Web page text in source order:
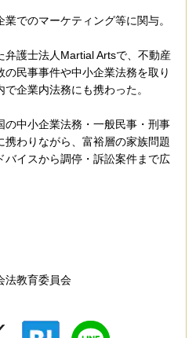
でのマーケティング等に関与。
弁護士法人Martial Artsで、不動産
民事事件や中小企業法務を取り
企業内法務にも携わった。
の中小企業法務・一般民事・刑事
携わりながら、富裕層の家族問題
バイスから調停・訴訟案件まで広
法教育委員会